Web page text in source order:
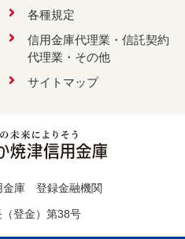
合わせ
各種規定
信用金庫代理業・信託契約
代理業・その他
サイトマップ
金庫 登録金融機関
登金）第38号